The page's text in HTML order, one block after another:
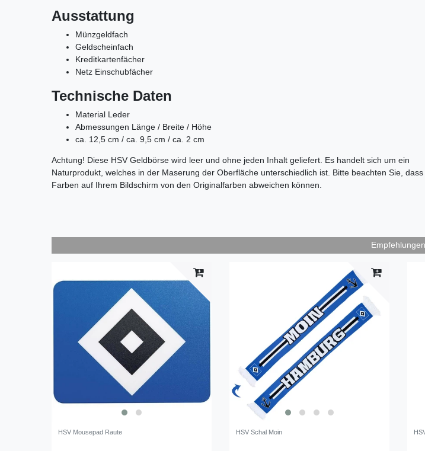
Ausstattung
Münzgeldfach
Geldscheinfach
Kreditkartenfächer
Netz Einschubfächer
Technische Daten
Material Leder
Abmessungen Länge / Breite / Höhe
ca. 12,5 cm / ca. 9,5 cm / ca. 2 cm
Achtung! Diese HSV Geldbörse wird leer und ohne jeden Inhalt geliefert. Es handelt sich um ein
Naturprodukt, welches in der Maserung der Oberfläche unterschiedlich ist. Bitte beachten Sie, dass
Farben auf Ihrem Bildschirm von den Originalfarben abweichen können.
Empfehlungen
HSV Mousepad Raute HSV Schal Moin